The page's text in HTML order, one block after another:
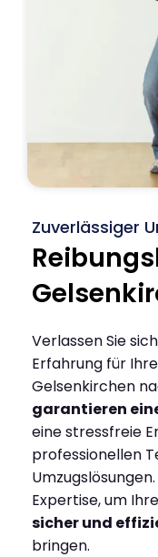
Zuverlässiger
Verlassen Sie
Erfahrung für
Gelsenkirchen
garantieren
eine stressfreie
professionellen
Expertise, um
sicher und
bringen.